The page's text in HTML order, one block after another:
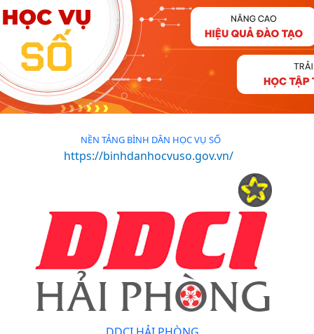
NỀN TẢNG BÌNH DÂN HỌC VỤ SỐ
https://binhdanhocvuso.gov.vn/